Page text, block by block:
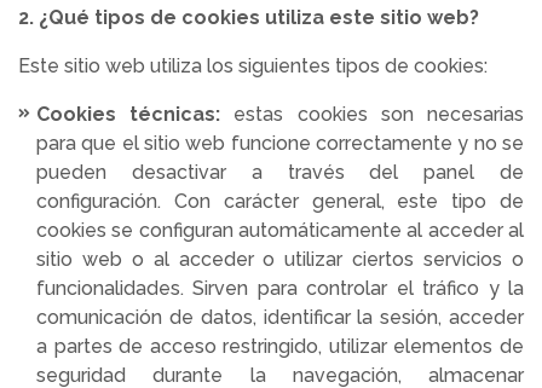
2. ¿Qué tipos de cookies utiliza este sitio web?
Este sitio web utiliza los siguientes tipos de cookies:
Cookies técnicas: estas cookies son necesarias
para que el sitio web funcione correctamente y no se
pueden desactivar a través del panel de
configuración. Con carácter general, este tipo de
cookies se configuran automáticamente al acceder al
sitio web o al acceder o utilizar ciertos servicios o
funcionalidades. Sirven para controlar el tráfico y la
comunicación de datos, identificar la sesión, acceder
a partes de acceso restringido, utilizar elementos de
seguridad durante la navegación, almacenar